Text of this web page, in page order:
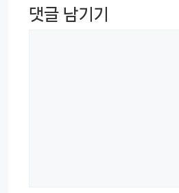
댓글 남기기